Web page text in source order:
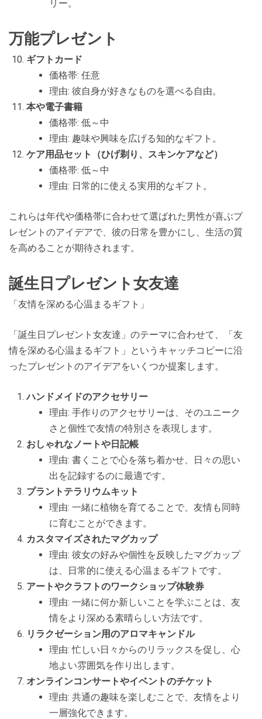
リー。
万能プレゼント
ギフトカード
価格帯: 任意
理由: 彼自身が好きなものを選べる自由。
本や電子書籍
価格帯: 低～中
理由: 趣味や興味を広げる知的なギフト。
ケア用品セット（ひげ剃り、スキンケアなど）
価格帯: 低～中
理由: 日常的に使える実用的なギフト。
これらは年代や価格帯に合わせて選ばれた男性が喜ぶプ
レゼントのアイデアで、彼の日常を豊かにし、生活の質
を高めることが期待されます。
誕生日プレゼント女友達
「友情を深める心温まるギフト」
「誕生日プレゼント女友達」のテーマに合わせて、「友
情を深める心温まるギフト」というキャッチコピーに沿
ったプレゼントのアイデアをいくつか提案します。
ハンドメイドのアクセサリー
理由: 手作りのアクセサリーは、そのユニーク
さと個性で友情の特別さを表現します。
おしゃれなノートや日記帳
理由: 書くことで心を落ち着かせ、日々の思い
出を記録するのに最適です。
プラントテラリウムキット
理由: 一緒に植物を育てることで、友情も同時
に育むことができます。
カスタマイズされたマグカップ
理由: 彼女の好みや個性を反映したマグカップ
は、日常的に使える心温まるギフトです。
アートやクラフトのワークショップ体験券
理由: 一緒に何か新しいことを学ぶことは、友
情をより深める素晴らしい方法です。
リラクゼーション用のアロマキャンドル
理由: 忙しい日々からのリラックスを促し、心
地よい雰囲気を作り出します。
オンラインコンサートやイベントのチケット
理由: 共通の趣味を楽しむことで、友情をより
一層強化できます。